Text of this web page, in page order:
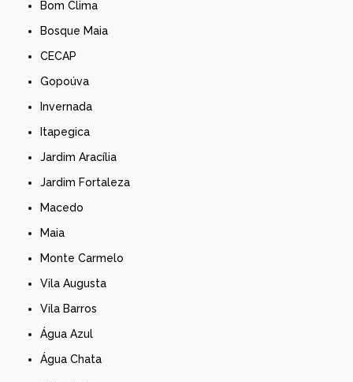
Bom Clima
Bosque Maia
CECAP
Gopoúva
Invernada
Itapegica
Jardim Aracília
Jardim Fortaleza
Macedo
Maia
Monte Carmelo
Vila Augusta
Vila Barros
Água Azul
Água Chata